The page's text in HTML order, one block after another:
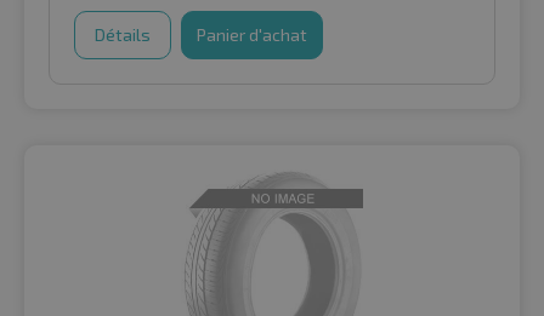
Détails Panier d'achat